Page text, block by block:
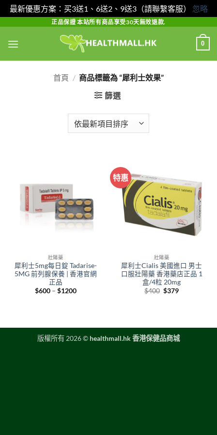
最新優惠方案：买3送1、6送2、9送3（請聯繫客服） 忽略
content
正品保證 本站所有商品享受30天無效退款.
0
首頁 / 商品標籤為 “犀利士效果”
篩選
壯陽藥
犀利士5mg每日錠 Tadarise-
5MG 前列腺保養 | 香港官網
正品
$600 – $1200Price
特惠
壯陽藥
犀利士Cialis 美國進口 男士
口服壯陽藥 香港藥店正品 1
盒/4粒 20mg
$400 Original
$379Current
版權所有 2026 © healthmall.hk 香港保健品商城